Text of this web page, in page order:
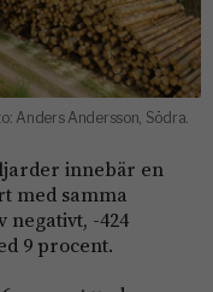
Anders Andersson, Södra.
innebär en
med samma
-424
9 procent.